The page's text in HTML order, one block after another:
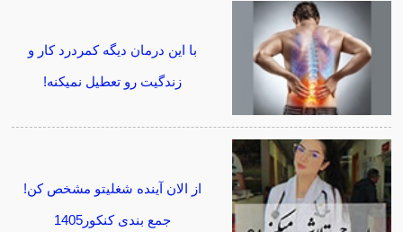
با این درمان دیگه کمردرد کار و
زندگیت رو تعطیل نمیکنه!
از الان آینده شغلیتو مشخص کن!
جمع بندی کنکور1405